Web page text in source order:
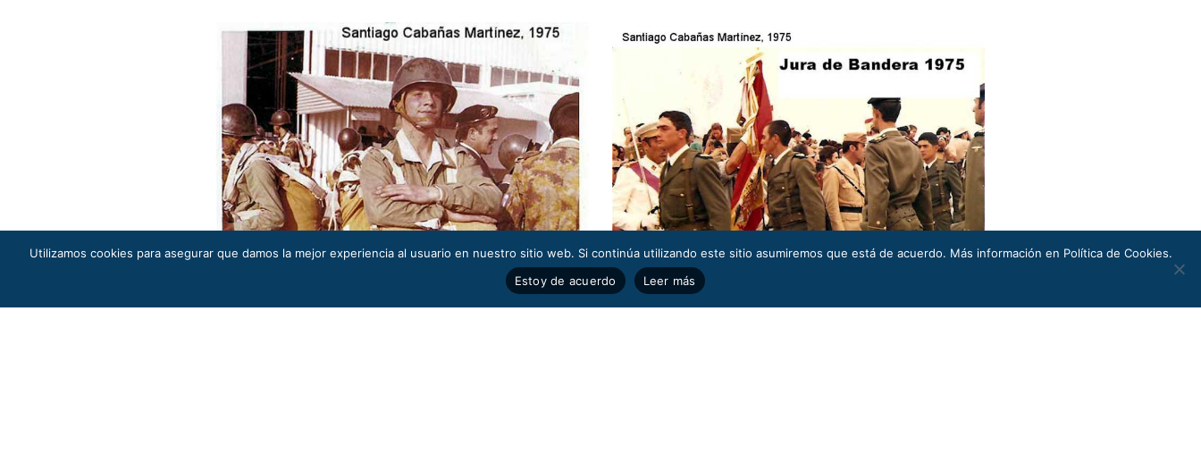
Utilizamos cookies para asegurar que damos la mejor experiencia al usuario en nuestro sitio web. Si continúa utilizando este sitio asumiremos que está de acuerdo. Más información en Política de Cookies.
Estoy de acuerdo
Leer más